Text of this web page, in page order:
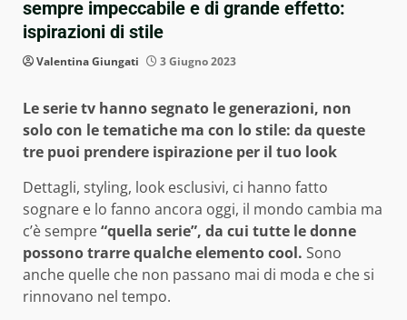
sempre impeccabile e di grande effetto:
ispirazioni di stile
Valentina Giungati 3 Giugno 2023
Le serie tv hanno segnato le generazioni, non
solo con le tematiche ma con lo stile: da queste
tre puoi prendere ispirazione per il tuo look
Dettagli, styling, look esclusivi, ci hanno fatto
sognare e lo fanno ancora oggi, il mondo cambia ma
c’è sempre“quella serie”, da cui tutte le donne
possono trarre qualche elemento cool. Sono
anche quelle che non passano mai di moda e che si
rinnovano nel tempo.